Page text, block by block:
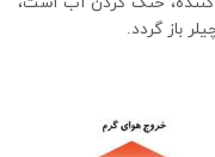
باز گردد.